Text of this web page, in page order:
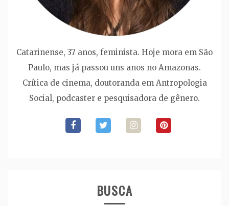
Catarinense, 37 anos, feminista. Hoje mora em São
Paulo, mas já passou uns anos no Amazonas.
Crítica de cinema, doutoranda em Antropologia
Social, podcaster e pesquisadora de gênero.
BUSCA